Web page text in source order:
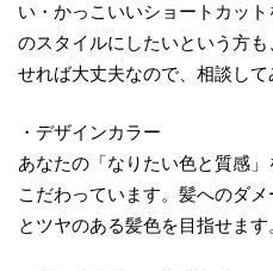
い・かっこいいショートカッ
のスタイルにしたいという方
せれば大丈夫なので、相談して
・デザインカラー
あなたの「なりたい色と質感
こだわっています。髪へのダ
とツヤのある髪色を目指せます